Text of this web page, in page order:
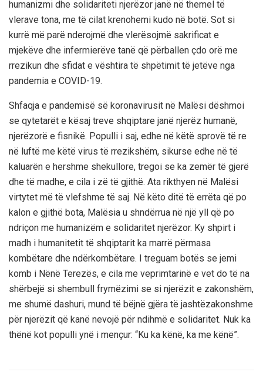
humanizmi dhe solidariteti njerëzor janë në themel të
vlerave tona, me të cilat krenohemi kudo në botë. Sot si
kurrë më parë nderojmë dhe vlerësojmë sakrificat e
mjekëve dhe infermierëve tanë që përballen çdo orë me
rrezikun dhe sfidat e vështira të shpëtimit të jetëve nga
pandemia e COVID-19.
Shfaqja e pandemisë së koronavirusit në Malësi dëshmoi
se qytetarët e kësaj treve shqiptare janë njerëz humanë,
njerëzorë e fisnikë. Populli i saj, edhe në këtë sprovë të re
në luftë me këtë virus të rrezikshëm, sikurse edhe në të
kaluarën e hershme shekullore, tregoi se ka zemër të gjerë
dhe të madhe, e cila i zë të gjithë. Ata rikthyen në Malësi
virtytet më të vlefshme të saj. Në këto ditë të errëta që po
kalon e gjithë bota, Malësia u shndërrua në një yll që po
ndriçon me humanizëm e solidaritet njerëzor. Ky shpirt i
madh i humanitetit të shqiptarit ka marrë përmasa
kombëtare dhe ndërkombëtare. I treguam botës se jemi
komb i Nënë Terezës, e cila me veprimtarinë e vet do të na
shërbejë si shembull frymëzimi se si njerëzit e zakonshëm,
me shumë dashuri, mund të bëjnë gjëra të jashtëzakonshme
për njerëzit që kanë nevojë për ndihmë e solidaritet. Nuk ka
thënë kot populli ynë i mençur: “Ku ka kënë, ka me kënë”.